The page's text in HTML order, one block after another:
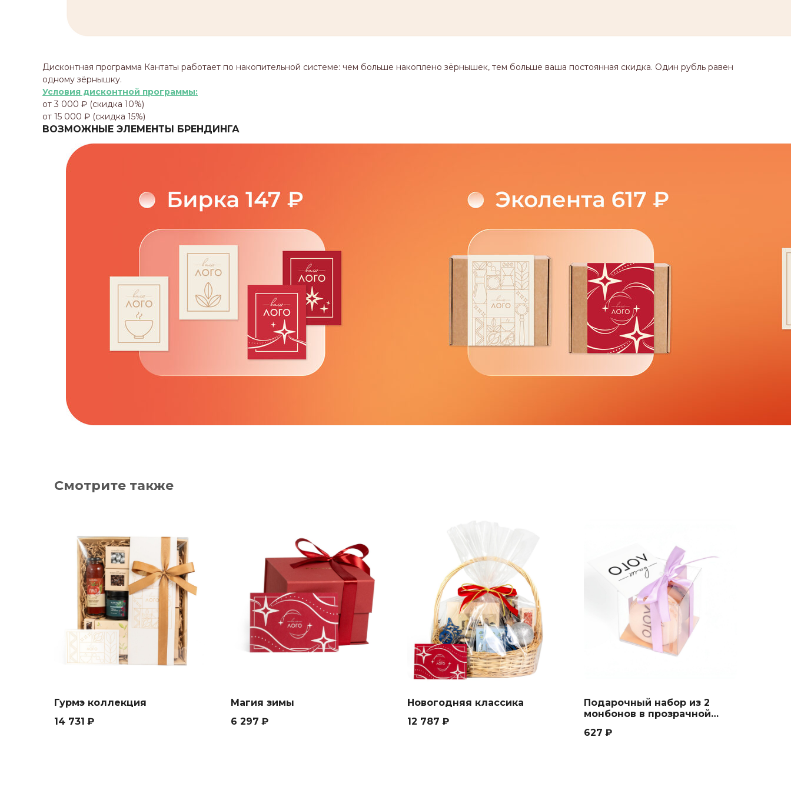
Дисконтная программа Кантаты работает по накопительной системе: чем больше накоплено зёрнышек, тем больше ваша постоянная скидка. Один рубль равен
одному зёрнышку.
Условия дисконтной программы:
от 3 000 ₽ (скидка 10%)
от 15 000 ₽ (скидка 15%)
ВОЗМОЖНЫЕ ЭЛЕМЕНТЫ БРЕНДИНГА
Смотрите также
Гурмэ коллекция
14 731 ₽
Магия зимы
6 297 ₽
Новогодняя классика
12 787 ₽
Подарочный набор из 2
монбонов в прозрачной
627 ₽